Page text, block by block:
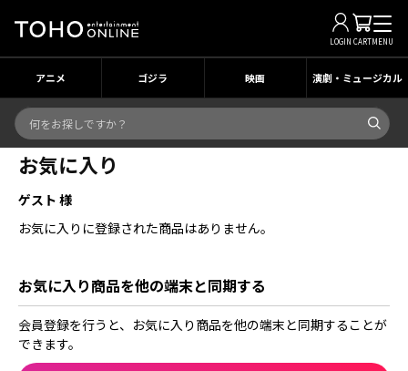
LOGIN CARTMENU
アニメ ゴジラ 映画 演劇・ミュージカル
お気に入り
ゲスト 様
お気に入りに登録された商品はありません。
お気に入り商品を他の端末と同期する
会員登録を行うと、お気に入り商品を他の端末と同期することが
できます。